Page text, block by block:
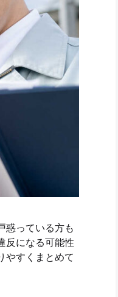
惑っている方も
反になる可能性
やすくまとめて